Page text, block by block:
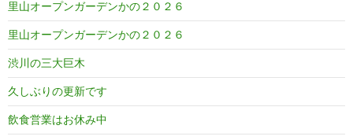
里山オープンガーデンかの２０２６
里山オープンガーデンかの２０２６
渋川の三大巨木
久しぶりの更新です
飲食営業はお休み中